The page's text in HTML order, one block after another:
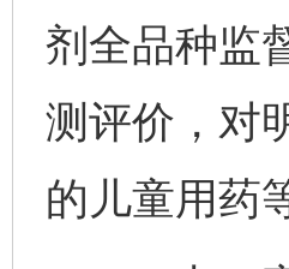
剂全品种监
测评价，对
的儿童用药